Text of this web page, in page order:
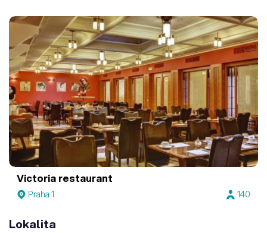
Victoria restaurant
Praha 1 140
Lokalita